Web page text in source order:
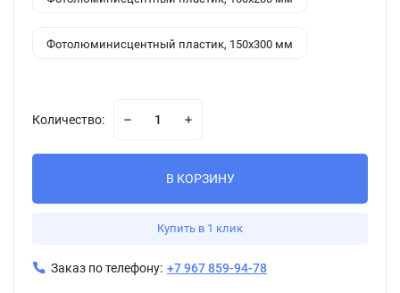
Фотолюминисцентный пластик, 150x300 мм
Количество:
В КОРЗИНУ
Купить в 1 клик
Заказ по телефону: +7 967 859-94-78